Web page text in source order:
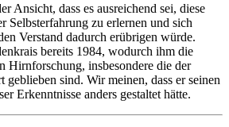
Ansicht, dass es ausreichend sei, diese
Selbsterfahrung zu erlernen und sich
Verstand dadurch erübrigen würde.
bereits 1984, wodurch ihm die
Hirnforschung, insbesondere die der
geblieben sind. Wir meinen, dass er seinen
Erkenntnisse anders gestaltet hätte.